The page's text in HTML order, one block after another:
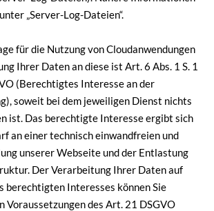
„Server-Log-Dateien“.
für die Nutzung von Cloudanwendungen
Ihrer Daten an diese ist Art. 6 Abs. 1 S. 1
(Berechtigtes Interesse an der
soweit bei dem jeweiligen Dienst nichts
ist. Das berechtigte Interesse ergibt sich
an einer technisch einwandfreien und
unserer Webseite und der Entlastung
Der Verarbeitung Ihrer Daten auf
berechtigten Interesses können Sie
Voraussetzungen des Art. 21 DSGVO